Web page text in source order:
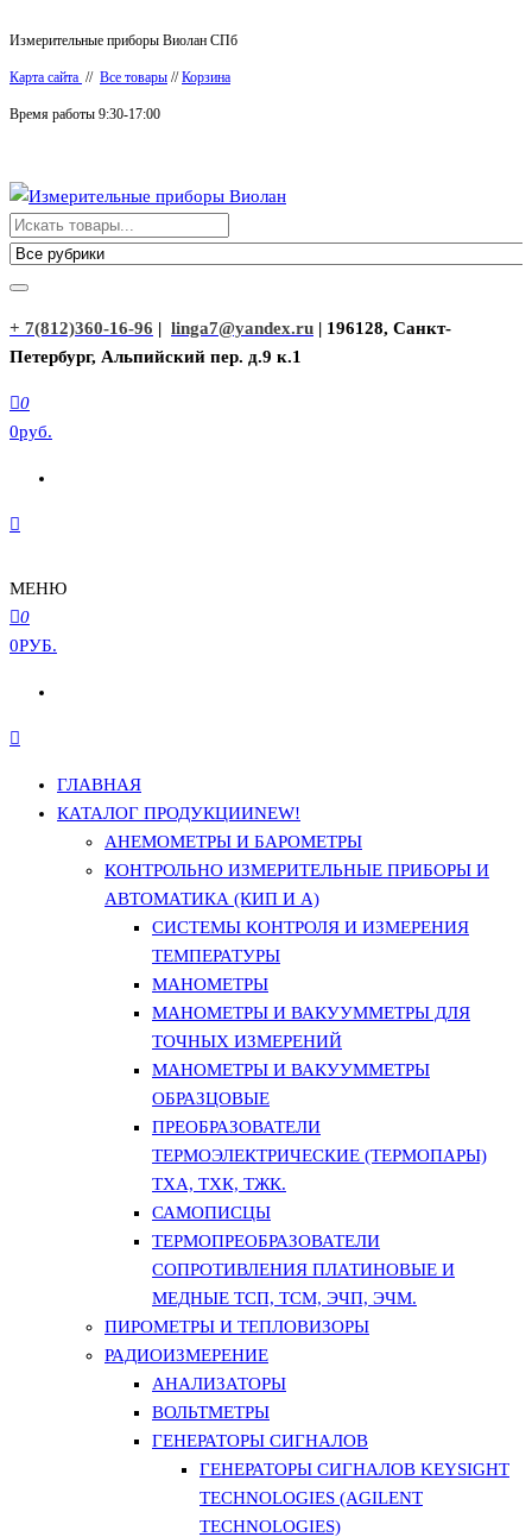
к
содержимому
Измерительные приборы Виолан СПб
Карта сайта // Все товары //Корзина
Время работы 9:30-17:00
Измерительные приборы Виолан
+ 7(812)360-16-96 | linga7@yandex.ru | 196128, Санкт-
Петербург, Альпийский пер. д.9 к.1
0
0руб.
МЕНЮ
0
0РУБ.
ГЛАВНАЯ
КАТАЛОГ ПРОДУКЦИИNEW!
АНЕМОМЕТРЫ И БАРОМЕТРЫ
КОНТРОЛЬНО ИЗМЕРИТЕЛЬНЫЕ ПРИБОРЫ И
АВТОМАТИКА (КИП И А)
СИСТЕМЫ КОНТРОЛЯ И ИЗМЕРЕНИЯ
ТЕМПЕРАТУРЫ
МАНОМЕТРЫ
МАНОМЕТРЫ И ВАКУУММЕТРЫ ДЛЯ
ТОЧНЫХ ИЗМЕРЕНИЙ
МАНОМЕТРЫ И ВАКУУММЕТРЫ
ОБРАЗЦОВЫЕ
ПРЕОБРАЗОВАТЕЛИ
ТЕРМОЭЛЕКТРИЧЕСКИЕ (ТЕРМОПАРЫ)
ТХА, ТХК, ТЖК.
САМОПИСЦЫ
ТЕРМОПРЕОБРАЗОВАТЕЛИ
СОПРОТИВЛЕНИЯ ПЛАТИНОВЫЕ И
МЕДНЫЕ ТСП, ТСМ, ЭЧП, ЭЧМ.
ПИРОМЕТРЫ И ТЕПЛОВИЗОРЫ
РАДИОИЗМЕРЕНИЕ
АНАЛИЗАТОРЫ
ВОЛЬТМЕТРЫ
ГЕНЕРАТОРЫ СИГНАЛОВ
ГЕНЕРАТОРЫ СИГНАЛОВ KEYSIGHT
TECHNOLOGIES (AGILENT
TECHNOLOGIES)